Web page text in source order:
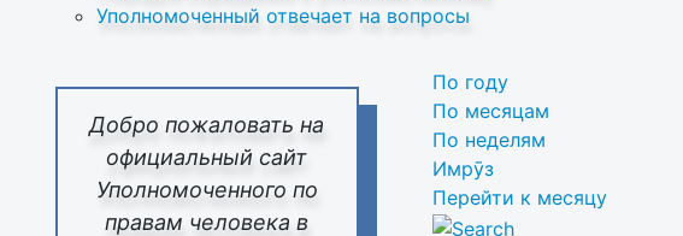
Уполномоченный отвечает на вопросы
Добро пожаловать на
официальный сайт
Уполномоченного по
правам человека в
По году
По месяцам
По неделям
Имрӯз
Перейти к месяцу